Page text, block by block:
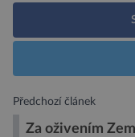
Předchozí článek
Za oživením